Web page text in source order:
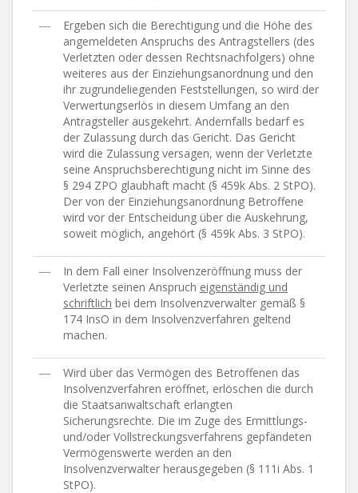
―
Ergeben sich die Berechtigung und die Höhe des
angemeldeten Anspruchs des Antragstellers (des
Verletzten oder dessen Rechtsnachfolgers) ohne
weiteres aus der Einziehungsanordnung und den
ihr zugrundeliegenden Feststellungen, so wird der
Verwertungserlös in diesem Umfang an den
Antragsteller ausgekehrt. Andernfalls bedarf es
der Zulassung durch das Gericht. Das Gericht
wird die Zulassung versagen, wenn der Verletzte
seine Anspruchsberechtigung nicht im Sinne des
§ 294 ZPO glaubhaft macht (§ 459k Abs. 2 StPO).
Der von der Einziehungsanordnung Betroffene
wird vor der Entscheidung über die Auskehrung,
soweit möglich, angehört (§ 459k Abs. 3 StPO).
―
In dem Fall einer Insolvenzeröffnung muss der
Verletzte seinen Anspruch eigenständig und
schriftlich bei dem Insolvenzverwalter gemäß §
174 InsO in dem Insolvenzverfahren geltend
machen.
―
Wird über das Vermögen des Betroffenen das
Insolvenzverfahren eröffnet, erlöschen die durch
die Staatsanwaltschaft erlangten
Sicherungsrechte. Die im Zuge des Ermittlungs-
und/oder Vollstreckungsverfahrens gepfändeten
Vermögenswerte werden an den
Insolvenzverwalter herausgegeben (§ 111i Abs. 1
StPO).